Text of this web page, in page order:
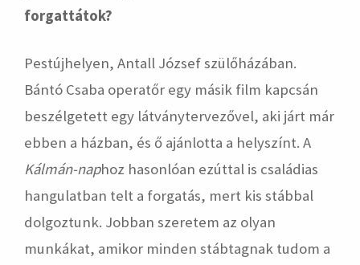
forgattátok?
Pestújhelyen, Antall József szülőházában.
Bántó Csaba operatőr egy másik film kapcsán
beszélgetett egy látványtervezővel, aki járt már
ebben a házban, és ő ajánlotta a helyszínt. A
Kálmán-naphoz hasonlóan ezúttal is családias
hangulatban telt a forgatás, mert kis stábbal
dolgoztunk. Jobban szeretem az olyan
munkákat, amikor minden stábtagnak tudom a